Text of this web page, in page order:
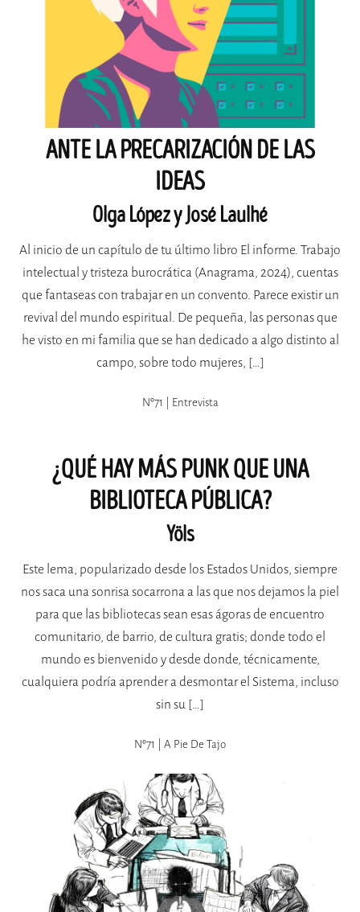
ANTE LA PRECARIZACIÓN DE LAS
IDEAS
Olga López y José Laulhé
Al inicio de un capítulo de tu último libro El informe. Trabajo
intelectual y tristeza burocrática (Anagrama, 2024), cuentas
que fantaseas con trabajar en un convento. Parece existir un
revival del mundo espiritual. De pequeña, las personas que
he visto en mi familia que se han dedicado a algo distinto al
campo, sobre todo mujeres, […]
Nº71 | Entrevista
¿QUÉ HAY MÁS PUNK QUE UNA
BIBLIOTECA PÚBLICA?
Yöls
Este lema, popularizado desde los Estados Unidos, siempre
nos saca una sonrisa socarrona a las que nos dejamos la piel
para que las bibliotecas sean esas ágoras de encuentro
comunitario, de barrio, de cultura gratis; donde todo el
mundo es bienvenido y desde donde, técnicamente,
cualquiera podría aprender a desmontar el Sistema, incluso
sin su […]
Nº71 | A Pie De Tajo